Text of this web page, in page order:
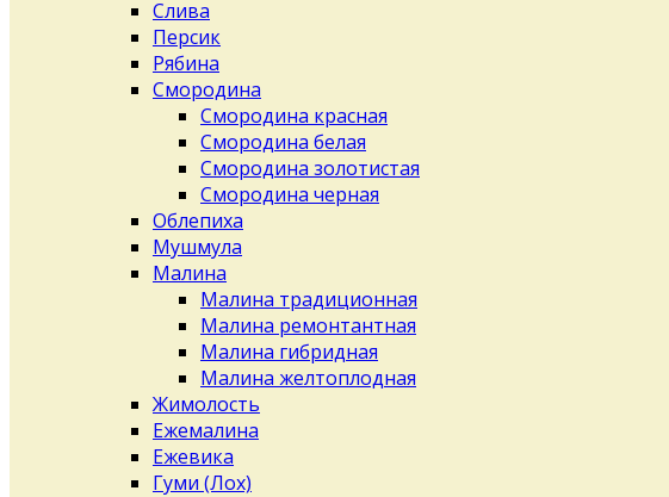
Слива
Персик
Рябина
Смородина
Смородина красная
Смородина белая
Смородина золотистая
Смородина черная
Облепиха
Мушмула
Малина
Малина традиционная
Малина ремонтантная
Малина гибридная
Малина желтоплодная
Жимолость
Ежемалина
Ежевика
Гуми (Лох)